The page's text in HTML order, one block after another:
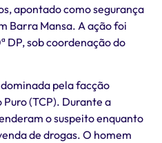
apontado como segurança
Barra Mansa. A ação foi
DP, sob coordenação do
pela facção
(TCP). Durante a
o suspeito enquanto
de drogas. O homem